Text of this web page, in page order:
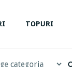
TOPURI